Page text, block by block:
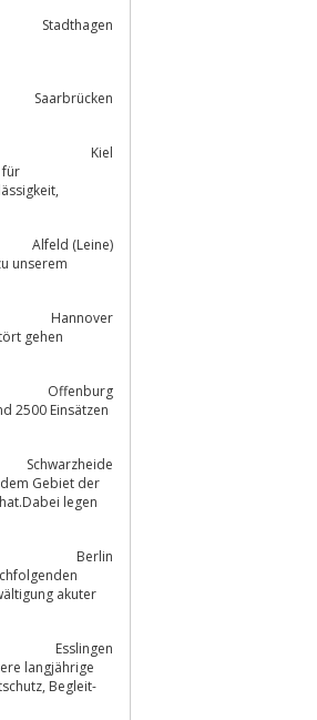
Stadthagen
Saarbrücken
Kiel
für
Alfeld (Leine)
unserem
Hannover
Offenburg
2500 Einsätzen
Schwarzheide
legen
Berlin
Esslingen
langjährige